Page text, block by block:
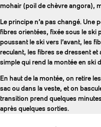
mohair (poil de chèvre angora),
Le principe n’a pas changé. Une
fibres orientées, fixée sous le ski
poussant le ski vers l’avant, les
reculant, les fibres se dressent et
simple qui rend la montée en ski
En haut de la montée, on retire
sac ou dans la veste, et on
transition prend quelques
après quelques sorties.